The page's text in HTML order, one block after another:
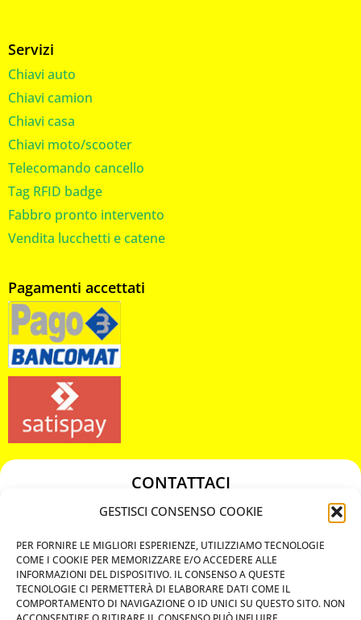
GESTISCI CONSENSO COOKIE
PER FORNIRE LE MIGLIORI ESPERIENZE, UTILIZZIAMO TECNOLOGIE
COME I COOKIE PER MEMORIZZARE E/O ACCEDERE ALLE
INFORMAZIONI DEL DISPOSITIVO. IL CONSENSO A QUESTE
TECNOLOGIE CI PERMETTERÀ DI ELABORARE DATI COME IL
COMPORTAMENTO DI NAVIGAZIONE O ID UNICI SU QUESTO SITO. NON
Servizi
Chiavi auto
Chiavi camion
Chiavi casa
Chiavi moto/scooter
Telecomando cancello
Tag RFID badge
Fabbro pronto intervento
Vendita lucchetti e catene
Pagamenti accettati
CONTATTACI
349 3863811
chiavicodificate@gmail.com
Privacy Policy